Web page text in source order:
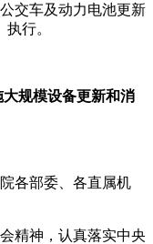
交车及动力电池更新
行。
大规模设备更新和消
各部委、各直属机
精神，认真落实中央